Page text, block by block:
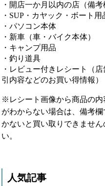
・開店一か月以内の店（備
・SUP・カヤック・ボート用
・パソコン本体
・新車（車・バイク本体）
・キャンプ用品
・釣り道具
・レビュー付きレシート（
引内容などのお買い得情報）
※レシート画像から商品の内
がわからない場合は、備考
かないと買い取りできませ
い。
人気記事